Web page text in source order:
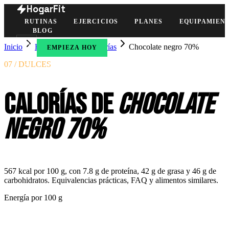
HogarFit
RUTINAS EJERCICIOS PLANES
BLOG
EMPIEZA HOY
Inicio Herramientas Calorías
Chocolate negro 70%
07 / DULCES
Calorías dechocolate
negro 70%
567 kcal por 100 g, con 7.8 g de proteína, 42 g de grasa y 46 g de
carbohidratos. Equivalencias prácticas, FAQ y alimentos similares.
Energía por 100 g